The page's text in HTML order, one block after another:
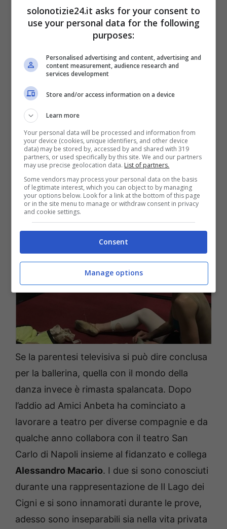
Leggi anche ->Irama: chi è, Amici, vita
privata, Giulia de Lellis, carriera
Cosa fa oggi Anbeta
Toromani
Se la parentesi televisiva si può dire conclusa
per la ballerina, quella con il mondo della
danza invece è rimasta spalancata. Dopo
l’addio ad Amici Anbeta ha cominciato a
lavorare a teatro per diverse compagnie e da
qualche anno collabora con il teatro San
Carlo di Napoli insieme al fidanzato e collega
Alessandro Macario. I due si sono conosciuti
durante una rappresentazione de Il Lago dei
Cigni e si sono innamorati durante le prove,
adesso sono inseparabili sia nella vita privata
solonotizie24.it asks for your consent to
use your personal data for the following
purposes:
Personalised advertising and content, advertising and
content measurement, audience research and
services development
Store and/or access information on a device
Learn more
Your personal data will be processed and information from
your device (cookies, unique identifiers, and other device
data) may be stored by, accessed by and shared with 319
partners, or used specifically by this site. We and our partners
may use precise geolocation data. List of partners.
Some vendors may process your personal data on the basis
of legitimate interest, which you can object to by managing
your options below. Look for a link at the bottom of this page
or in the site menu to manage or withdraw consent in privacy
and cookie settings.
Consent
Manage options